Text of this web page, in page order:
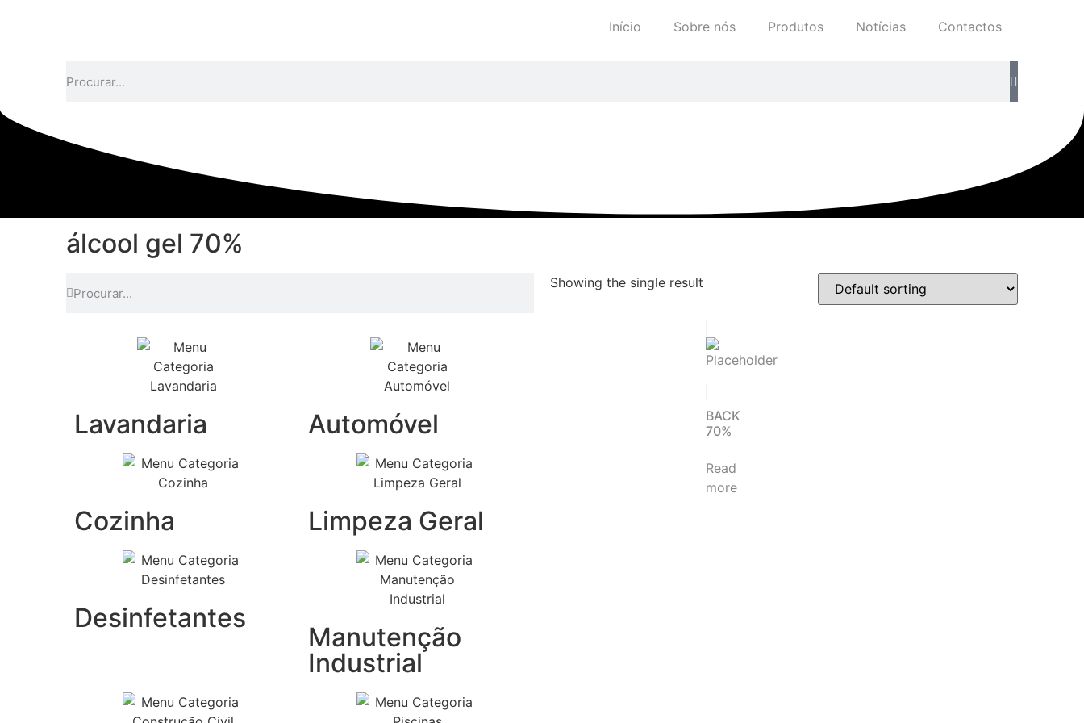
Início Sobre nós Produtos Notícias Contactos
álcool gel 70%
Lavandaria Automóvel
Cozinha Limpeza Geral
Desinfetantes
Manutenção
Industrial
Showing the single result
BACK
70%
Read
more